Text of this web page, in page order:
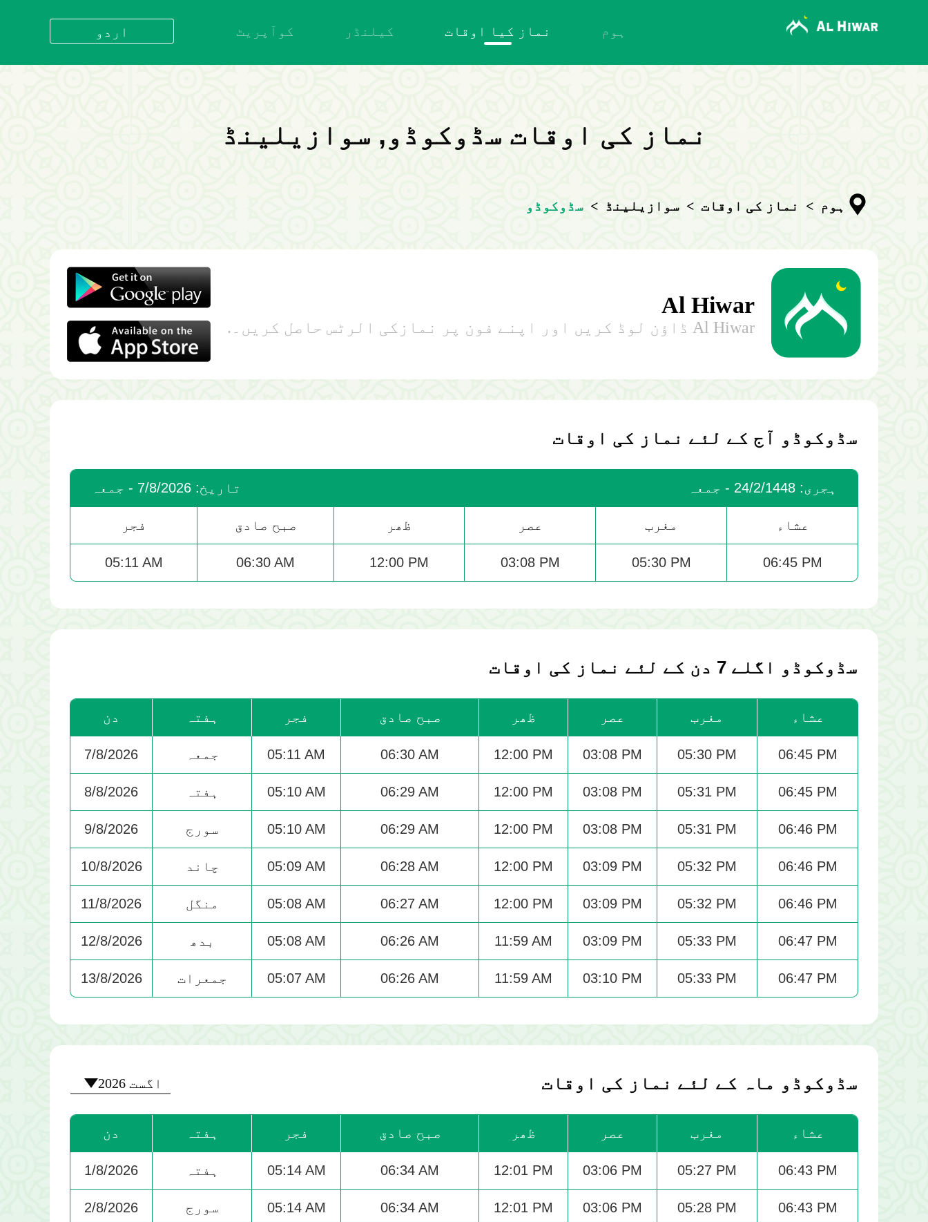
ہوم نماز کیا اوقات کیلنڈر کوآپریٹ
اردو
نماز کی اوقات سڈوکوڈو, سوازیلینڈ
ہوم > نماز کی اوقات > سوازیلینڈ > سڈوکوڈو
Al Hiwar
Al Hiwar ڈاؤن لوڈ کریں اور اپنے فون پر نمازکی الرٹس حاصل کریں۔.
سڈوکوڈو آج کے لئے نماز کی اوقات
تاریخ: 7/8/2026 - جمعہ ہجری: 24/2/1448 - جمعہ
فجر صبح صادق ظھر عصر مغرب عشاء
05:11 AM 06:30 AM 12:00 PM 03:08 PM 05:30 PM 06:45 PM
سڈوکوڈو اگلے 7 دن کے لئے نماز کی اوقات
دن ہفتہ فجر صبح صادق ظھر عصر مغرب عشاء
7/8/2026 جمعہ 05:11 AM 06:30 AM 12:00 PM 03:08 PM 05:30 PM 06:45 PM
8/8/2026 ہفتہ 05:10 AM 06:29 AM 12:00 PM 03:08 PM 05:31 PM 06:45 PM
9/8/2026 سورج 05:10 AM 06:29 AM 12:00 PM 03:08 PM 05:31 PM 06:46 PM
10/8/2026 چاند 05:09 AM 06:28 AM 12:00 PM 03:09 PM 05:32 PM 06:46 PM
11/8/2026 منگل 05:08 AM 06:27 AM 12:00 PM 03:09 PM 05:32 PM 06:46 PM
12/8/2026 بدھ 05:08 AM 06:26 AM 11:59 AM 03:09 PM 05:33 PM 06:47 PM
13/8/2026 جمعرات 05:07 AM 06:26 AM 11:59 AM 03:10 PM 05:33 PM 06:47 PM
سڈوکوڈو ماہ کے لئے نماز کی اوقات 2026-08
اگست 2026
دن ہفتہ فجر صبح صادق ظھر عصر مغرب عشاء
1/8/2026 ہفتہ 05:14 AM 06:34 AM 12:01 PM 03:06 PM 05:27 PM 06:43 PM
2/8/2026 سورج 05:14 AM 06:34 AM 12:01 PM 03:06 PM 05:28 PM 06:43 PM